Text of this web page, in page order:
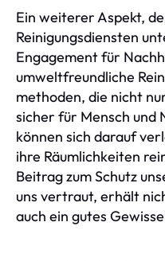
Ein weiterer Aspekt,
Reinigungsdiensten
Engagement für
umweltfreundliche
methoden, die nicht
sicher für Mensch und
können sich darauf
ihre Räumlichkeiten
Beitrag zum Schutz
uns vertraut, erhält
auch ein gutes